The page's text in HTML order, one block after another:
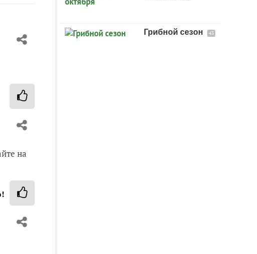
на
Грибной сезон 43